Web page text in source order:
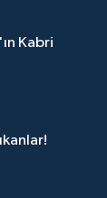
Kabri